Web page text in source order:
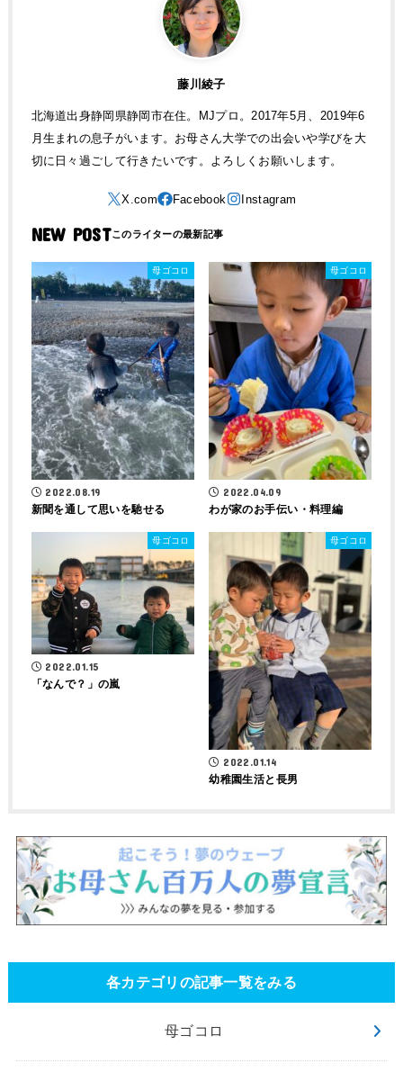
藤川綾子
北海道出身静岡県静岡市在住。MJプロ。2017年5月、2019年6
月生まれの息子がいます。お母さん大学での出会いや学びを大
切に日々過ごして行きたいです。よろしくお願いします。
NEW POST
母ゴコロ
2022.08.19
新聞を通して思いを馳せる
母ゴコロ
2022.04.09
わが家のお手伝い・料理編
母ゴコロ
2022.01.15
「なんで？」の嵐
母ゴコロ
2022.01.14
幼稚園生活と長男
各カテゴリの記事一覧をみる
母ゴコロ